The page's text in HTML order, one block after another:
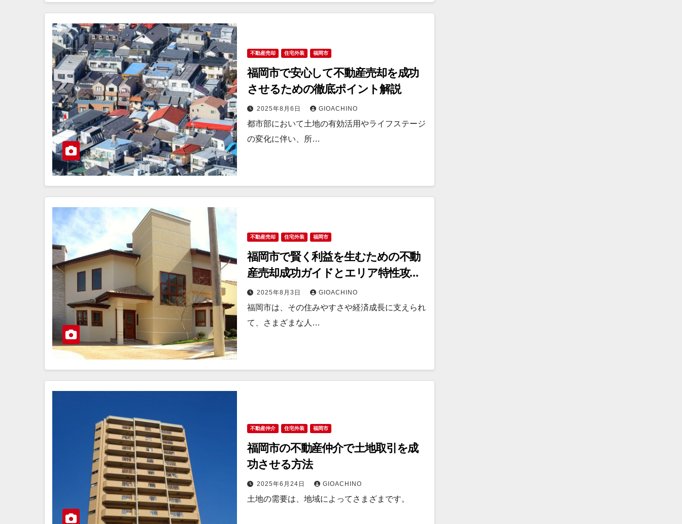
不動産売却 住宅外装 福岡市
福岡市で安心して不動産売却を成功
させるための徹底ポイント解説
2025年8月6日 GIOACHINO
都市部において土地の有効活用やライフステージ
の変化に伴い、所…
不動産売却 住宅外装 福岡市
福岡市で賢く利益を生むための不動
産売却成功ガイドとエリア特性攻略
法2025年8月3日 GIOACHINO
福岡市は、その住みやすさや経済成長に支えられ
て、さまざまな人…
不動産仲介 住宅外装 福岡市
福岡市の不動産仲介で土地取引を成
功させる方法
2025年6月24日 GIOACHINO
土地の需要は、地域によってさまざまです。